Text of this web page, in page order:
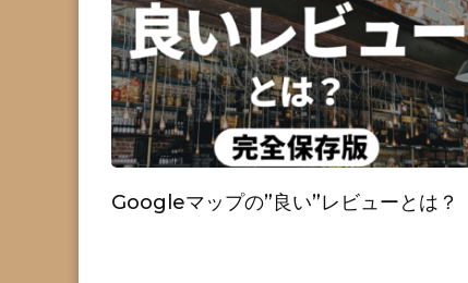
Googleマップの”良い”レビューとは？